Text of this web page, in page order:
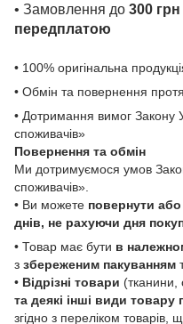
• Замовлення до 300 грн
передплатою
• 100% оригінальна
• Обмін та повернення
• Дотримання вимог Закону
споживачів»
Повернення та обмін
Ми дотримуємося умов
споживачів».
• Ви можете повернути
днів, не рахуючи дня
• Товар має бути в
з збереженим пакуванням
• Відрізні товари (тканини,
та деякі інші види товару
згідно з переліком товарів,